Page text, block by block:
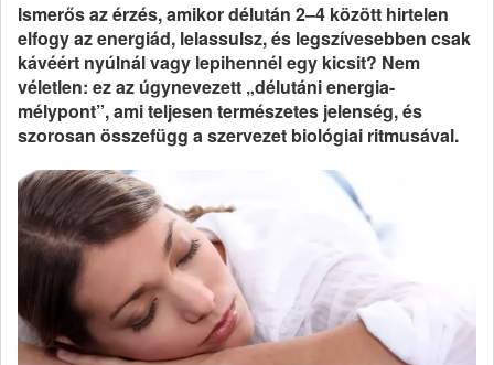
Ismerős az érzés, amikor délután 2–4 között hirtelen
elfogy az energiád, lelassulsz, és legszívesebben csak
kávéért nyúlnál vagy lepihennél egy kicsit? Nem
véletlen: ez az úgynevezett „délutáni energia-
mélypont”, ami teljesen természetes jelenség, és
szorosan összefügg a szervezet biológiai ritmusával.